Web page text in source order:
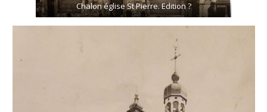
Chalon église St Pierre. Edition ?